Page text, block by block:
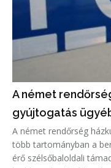
A német
gyújtogatás
A német rendőrség
több tartományban a
érő szélsőbaloldali